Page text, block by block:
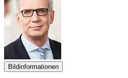
Bildinformationen